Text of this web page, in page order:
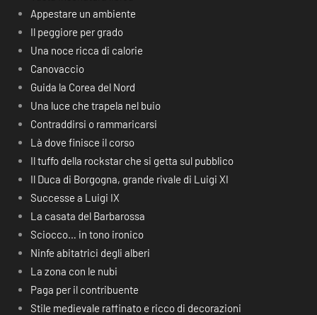
Appestare un ambiente
Il peggiore per grado
Una noce ricca di calorie
Canovaccio
Guida la Corea del Nord
Una luce che trapela nel buio
Contraddirsi o rammaricarsi
Là dove finisce il corso
Il tuffo della rockstar che si getta sul pubblico
Il Duca di Borgogna, grande rivale di Luigi XI
Successe a Luigi IX
La casata del Barbarossa
Sciocco… in tono ironico
Ninfe abitatrici degli alberi
La zona con le nubi
Paga per il contribuente
Stile medievale raffinato e ricco di decorazioni